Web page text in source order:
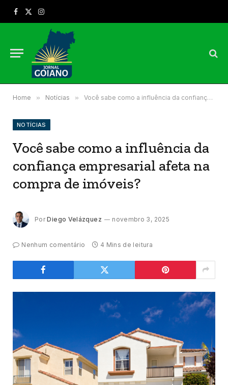
Facebook
X
Instagram
Home » Notícias » Você sabe como a influência da confiança empresarial afeta na compra de imóveis?
NOTÍCIAS
Você sabe como a influência da
confiança empresarial afeta na
compra de imóveis?
Por Diego Velázquez novembro 3, 2025
Nenhum comentário 4 Mins de leitura